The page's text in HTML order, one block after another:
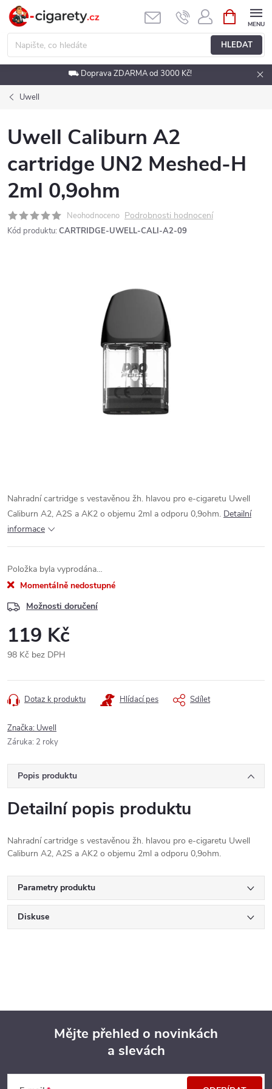
Přejít
obsah
HLEDAT
NÁKUPNÍ
KOŠÍK
⛟ Doprava ZDARMA od 3000 Kč!
Uwell
Uwell Caliburn A2
cartridge UN2 Meshed-H
2ml 0,9ohm
Neohodnoceno Podrobnosti hodnocení
Kód produktu: CARTRIDGE-UWELL-CALI-A2-09
Nahradní cartridge s vestavěnou žh. hlavou pro e-cigaretu Uwell
Caliburn A2, A2S a AK2 o objemu 2ml a odporu 0,9ohm. Detailní
informace
Položka byla vyprodána…
Momentálně nedostupné
Možnosti doručení
119 Kč
98 Kč bez DPH
cena:
Dotaz k produktu Hlídací pes Sdílet
Značka: Uwell
Záruka: 2 roky
Popis produktu
Detailní popis produktu
Nahradní cartridge s vestavěnou žh. hlavou pro e-cigaretu Uwell
Caliburn A2, A2S a AK2 o objemu 2ml a odporu 0,9ohm.
Parametry produktu
Diskuse
Mějte přehled o novinkách
a slevách